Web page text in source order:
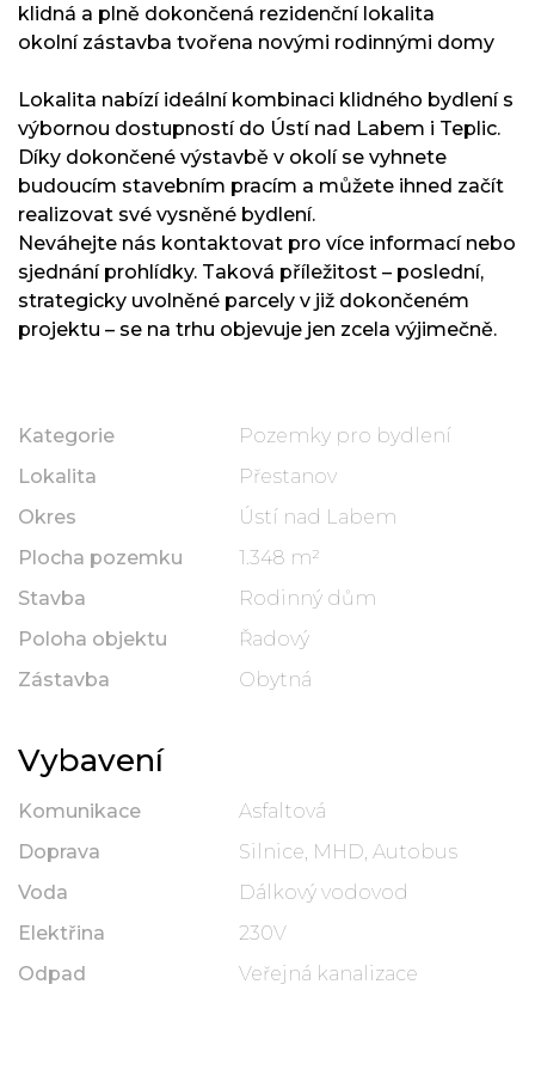
klidná a plně dokončená rezidenční lokalita
okolní zástavba tvořena novými rodinnými domy
Lokalita nabízí ideální kombinaci klidného bydlení s
výbornou dostupností do Ústí nad Labem i Teplic.
Díky dokončené výstavbě v okolí se vyhnete
budoucím stavebním pracím a můžete ihned začít
realizovat své vysněné bydlení.
Neváhejte nás kontaktovat pro více informací nebo
sjednání prohlídky. Taková příležitost – poslední,
strategicky uvolněné parcely v již dokončeném
projektu – se na trhu objevuje jen zcela výjimečně.
Kategorie
Pozemky pro bydlení
Lokalita
Přestanov
Okres
Ústí nad Labem
Plocha pozemku
1.348 m²
Stavba
Rodinný dům
Poloha objektu
Řadový
Zástavba
Obytná
Vybavení
Komunikace
Asfaltová
Doprava
Silnice, MHD, Autobus
Voda
Dálkový vodovod
Elektřina
230V
Odpad
Veřejná kanalizace